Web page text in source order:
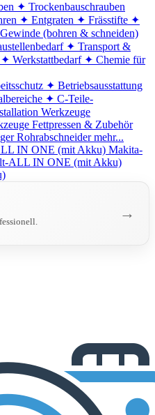
✦ Trockenbauschrauben
✦ Entgraten ✦ Frässtifte ✦
(bohren & schneiden)
✦ Transport &
✦ Werkstattbedarf ✦ Chemie für
✦ Betriebsausstattung
✦ C-Teile-
Werkzeuge
Fettpressen & Zubehör
Rohrabschneider mehr...
IN ONE (mit Akku) Makita-
ALL IN ONE (mit Akku)
→